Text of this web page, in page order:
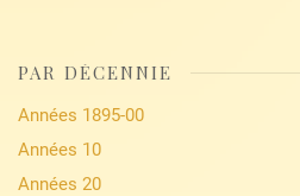
PAR DÉCENNIE
Années 1895-00
Années 10
Années 20